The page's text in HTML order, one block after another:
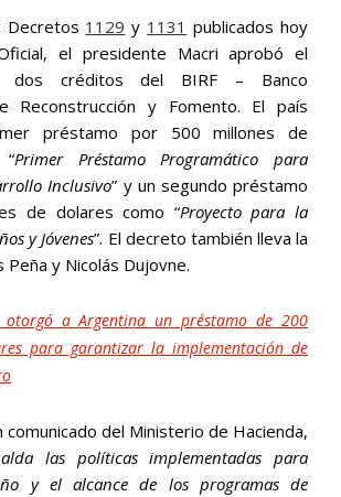
Decretos 1129 y 1131 publicados hoy
el presidente Macri aprobó el
dos créditos del BIRF – Banco
Reconstrucción y Fomento. El país
préstamo por 500 millones de
Primer Préstamo Programático para
Inclusivo” y un segundo préstamo
de dolares como “Proyecto para la
y Jóvenes”. El decreto también lleva la
y Nicolás Dujovne.
otorgó a Argentina un préstamo de 200
para garantizar la implementación de
comunicado del Ministerio de Hacienda,
las políticas implementadas para
y el alcance de los programas de